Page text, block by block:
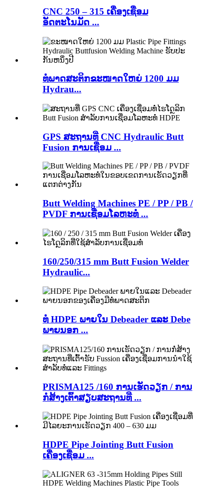
CNC 250 – 315 ເຄື່ອງເຊື່ອມ
ອັດຕະໂນມັດ ...
ທໍ່ພາດສະຕິກຂະໜາດໃຫຍ່ 1200 ມມ
Hydrau...
GPS ສະຖານທີ່ CNC Hydraulic Butt
Fusion ການເຊື່ອມ ...
Butt Welding Machines PE / PP / PB /
PVDF ການເຊື່ອມໂລຫະທໍ່ ...
160/250/315 mm Butt Fusion Welder
Hydraulic...
ທໍ່ HDPE ພາຍໃນ Debeader ແລະ Debe
ພາຍນອກ ...
PRISMA125 /160 ການເຮັດວຽກ / ການ
ກໍ່ສ້າງເຕົ້າສຽບສະຖານທີ່ ...
HDPE Pipe Jointing Butt Fusion
ເຄື່ອງເຊື່ອມ ...